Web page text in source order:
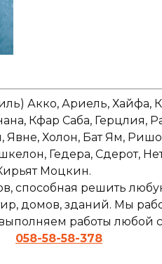
Акко, Ариель, Хайфа,
Кфар Саба, Герцлия,
Явне, Холон, Бат Ям,
Гедера, Сдерот,
Моцкин.
способная решить
домов, зданий. Мы
работы любой
058-58-58-378